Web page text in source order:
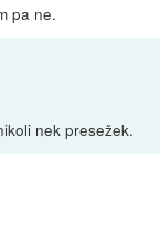
pa ne.
nek presežek.